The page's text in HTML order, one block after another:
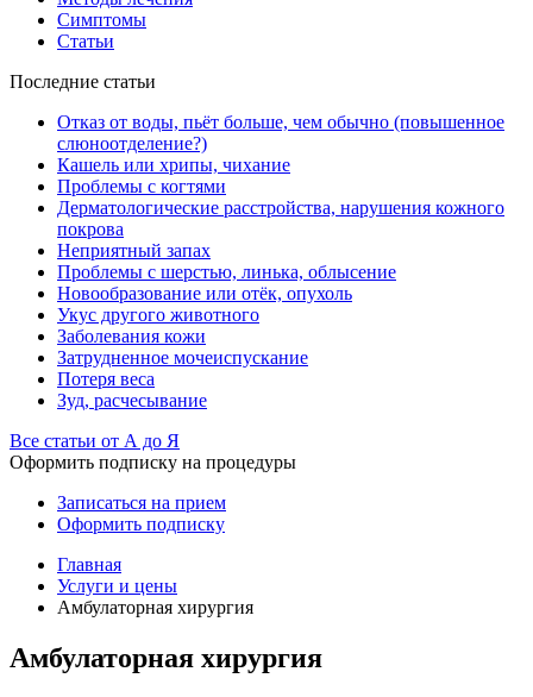
Симптомы
Статьи
Последние статьи
Отказ от воды, пьёт больше, чем обычно (повышенное
слюноотделение?)
Кашель или хрипы, чихание
Проблемы с когтями
Дерматологические расстройства, нарушения кожного
покрова
Неприятный запах
Проблемы с шерстью, линька, облысение
Новообразование или отёк, опухоль
Укус другого животного
Заболевания кожи
Затрудненное мочеиспускание
Потеря веса
Зуд, расчесывание
Все статьи от А до Я
Оформить подписку на процедуры
Записаться на прием
Оформить подписку
Главная
Услуги и цены
Амбулаторная хирургия
Амбулаторная хирургия